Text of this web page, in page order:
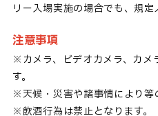
リー入場実施の場合でも、規
注意事項
※カメラ、ビデオカメラ、カメ
す。
※天候・災害や諸事情により等
※飲酒行為は禁止となります。